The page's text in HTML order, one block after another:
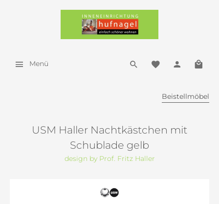
Menü
Beistellmöbel
USM Haller Nachtkästchen mit
Schublade gelb
design by Prof. Fritz Haller